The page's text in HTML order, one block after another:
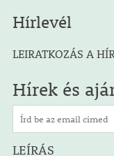
Hírlevél
LEIRATKOZÁS A
Hírek és
LEÍRÁS